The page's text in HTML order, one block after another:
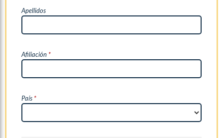
Apellidos
Afiliación *
País *